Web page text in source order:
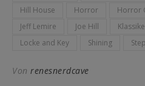
Hill House
Horror Horror
Jeff Lemire
Joe Hill
Locke and Key
Shining
Von renesnerdcave